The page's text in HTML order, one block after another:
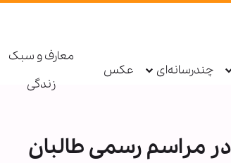
چندرسانه‌ای عکس
معارف و سبک
زندگی
در مراسم رسمی طالبان